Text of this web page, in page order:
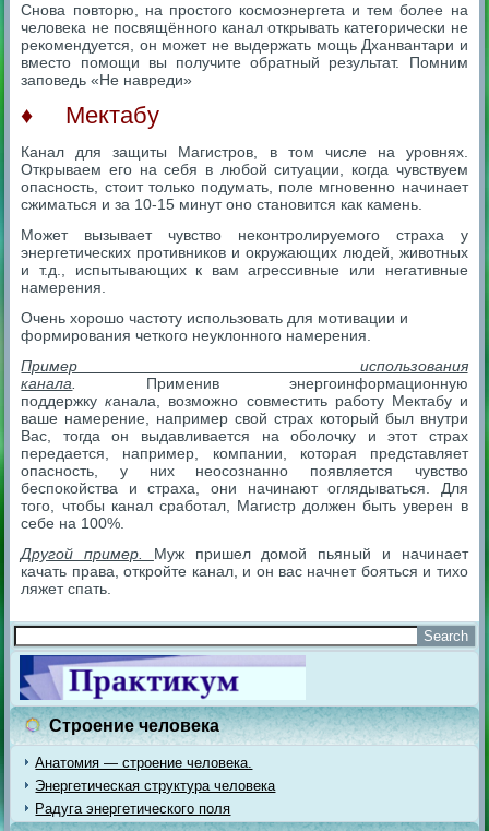
Снова повторю, на простого космоэнергета и тем более на
человека не посвящённого канал открывать категорически не
рекомендуется, он может не выдержать мощь Дханвантари и
вместо помощи вы получите обратный результат. Помним
заповедь «Не навреди»
♦ Мектабу
Канал для защиты Магистров, в том числе на уровнях.
Открываем его на себя в любой ситуации, когда чувствуем
опасность, стоит только подумать, поле мгновенно начинает
сжиматься и за 10-15 минут оно становится как камень.
Может вызывает чувство неконтролируемого страха у
энергетических противников и окружающих людей, животных
и т.д., испытывающих к вам агрессивные или негативные
намерения.
Очень хорошо частоту использовать для мотивации и
формирования четкого неуклонного намерения.
Пример использования
канала
Применив энергоинформационную
поддержку канала, возможно совместить работу Мектабу и
ваше намерение, например свой страх который был внутри
Вас, тогда он выдавливается на оболочку и этот страх
передается, например, компании, которая представляет
опасность, у них неосознанно появляется чувство
беспокойства и страха, они начинают оглядываться. Для
того, чтобы канал сработал, Магистр должен быть уверен в
себе на 100%.
Другой пример. Муж пришел домой пьяный и начинает
качать права, откройте канал, и он вас начнет бояться и тихо
ляжет спать.
Строение человека
Анатомия — строение человека.
Энергетическая структура человека
Радуга энергетического поля